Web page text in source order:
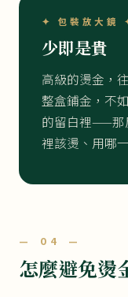
✦ 包裝放大鏡
少即是貴
高級的燙金，
整盒鋪金，不
的留白裡——那
裡該燙、用哪
— 04 —
怎麼避免燙